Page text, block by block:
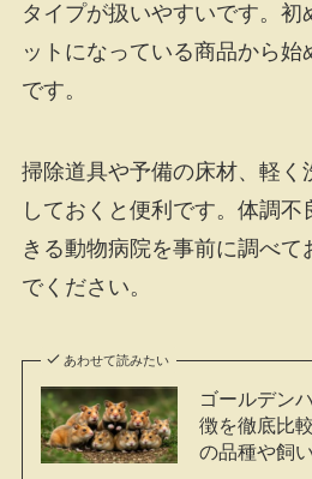
タイプが扱いやすいです。初
ットになっている商品から始
です。
掃除道具や予備の床材、軽く
しておくと便利です。体調
きる動物病院を事前に調べて
でください。
あわせて読みたい
ゴールデン
徴を徹底比
の品種や飼